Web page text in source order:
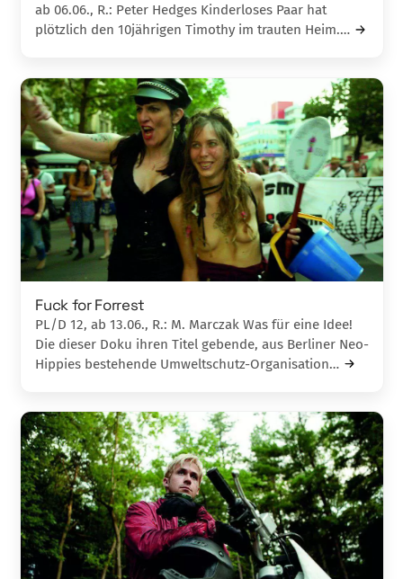
ab 06.06., R.: Peter Hedges Kinderloses Paar hat
plötzlich den 10jährigen Timothy im trauten Heim.…
Fuck for Forrest
PL/D 12, ab 13.06., R.: M. Marczak Was für eine Idee!
Die dieser Doku ihren Titel gebende, aus Berliner Neo-
Hippies bestehende Umweltschutz-Organisation…